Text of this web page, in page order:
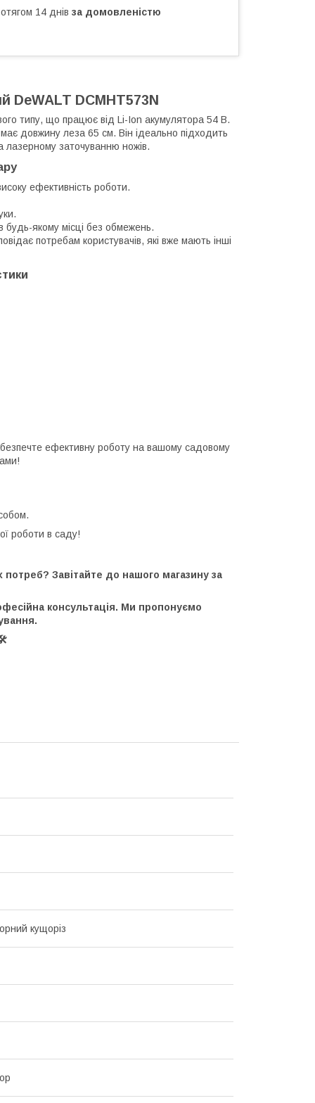
14 днів за домовленістю
DeWALT DCMHT573N
типу, що працює від Li-Ion акумулятора 54 В.
довжину леза 65 см. Він ідеально підходить
лазерному заточуванню ножів.
ефективність роботи.
будь-якому місці без обмежень.
потребам користувачів, які вже мають інші
ефективну роботу на вашому садовому
роботи в саду!
Завітайте до нашого магазину за
консультація. Ми пропонуємо
кущоріз